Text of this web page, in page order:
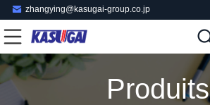
zhangying@kasugai-group.co.jp
Produits